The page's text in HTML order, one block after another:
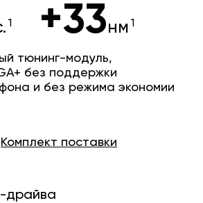
+33нм
тюнинг-модуль,
без поддержки
и без режима экономии
Комплект поставки
драйва